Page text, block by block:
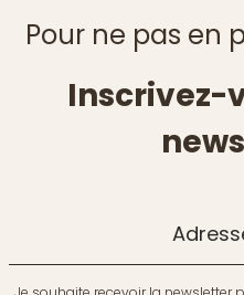
Pour ne pas en
Inscrivez-